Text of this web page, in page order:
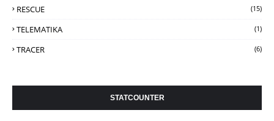
RESCUE (15)
TELEMATIKA (1)
TRACER (6)
STATCOUNTER